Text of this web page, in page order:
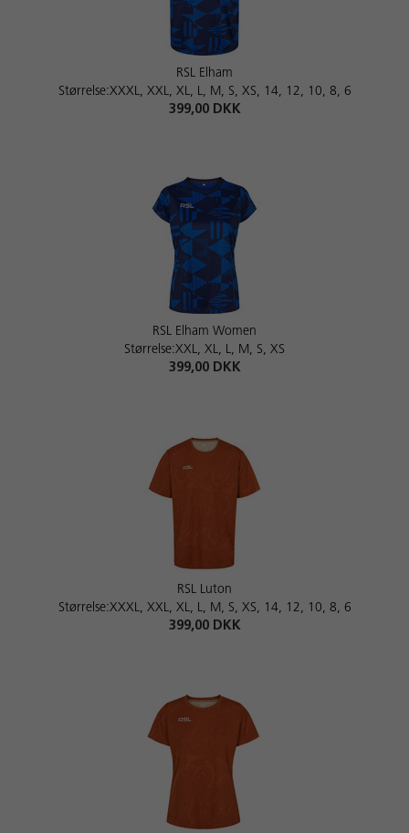
RSL Elham
Størrelse:XXXL, XXL, XL, L, M, S, XS, 14, 12, 10, 8, 6
399,00 DKK
RSL Elham Women
Størrelse:XXL, XL, L, M, S, XS
399,00 DKK
RSL Luton
Størrelse:XXXL, XXL, XL, L, M, S, XS, 14, 12, 10, 8, 6
399,00 DKK